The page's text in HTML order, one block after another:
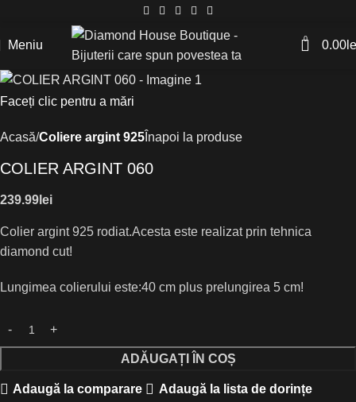
Meniu 0 0.00
Faceți clic pentru a mări
Acasă Coliere argint 925 Înapoi la produse
COLIER ARGINT 060
239.99 lei
Colier argint 925 rodiat.Acesta este realizat prin tehnica
diamond cut!
Lungimea colierului este:40 cm plus prelungirea 5 cm!
ADĂUGAȚI ÎN COȘ
Adaugă la comparare Adaugă la lista de dorințe